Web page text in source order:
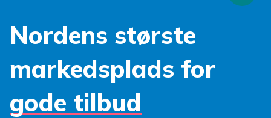
Nordens største
markedsplads for
gode tilbud